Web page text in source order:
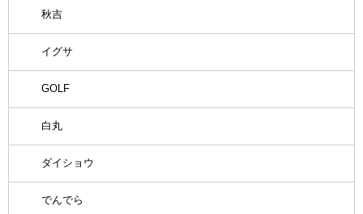
秋吉
イグサ
GOLF
白丸
ダイショウ
でんでら